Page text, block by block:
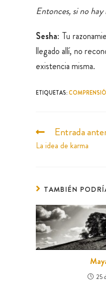
Entonces, si no
Sesha: Tu
llegado allí, no
existencia misma.
ETIQUETAS:
Entrada
La idea de karma
TAMBIÉN
25